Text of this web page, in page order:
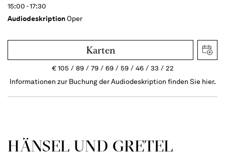
15:00 - 17:30
AudiodeskriptionOper
Karten
€105 89 79 69 59 46 33
22
Informationen zur Buchung der Audiodeskription finden Sie hier.
HÄNSEL UND GRETEL